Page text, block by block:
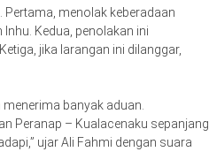
Pertama, menolak keberadaan
Kedua, penolakan ini
jika larangan ini dilanggar,
banyak aduan.
Peranap – Kualacenaku sepanjang
ujar Ali Fahmi dengan suara